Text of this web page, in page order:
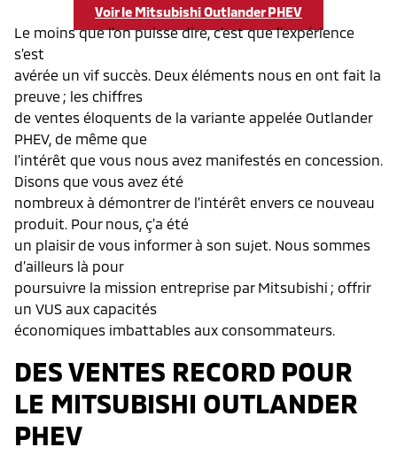
Voir le Mitsubishi Outlander PHEV
Le moins que l’on puisse dire, c’est que l’expérience
s’est
avérée un vif succès. Deux éléments nous en ont fait la
preuve ; les chiffres
de ventes éloquents de la variante appelée Outlander
PHEV, de même que
l’intérêt que vous nous avez manifestés en concession.
Disons que vous avez été
nombreux à démontrer de l’intérêt envers ce nouveau
produit. Pour nous, ç’a été
un plaisir de vous informer à son sujet. Nous sommes
d’ailleurs là pour
poursuivre la mission entreprise par Mitsubishi ; offrir
un VUS aux capacités
économiques imbattables aux consommateurs.
DES VENTES RECORD POUR
LE MITSUBISHI OUTLANDER
PHEV